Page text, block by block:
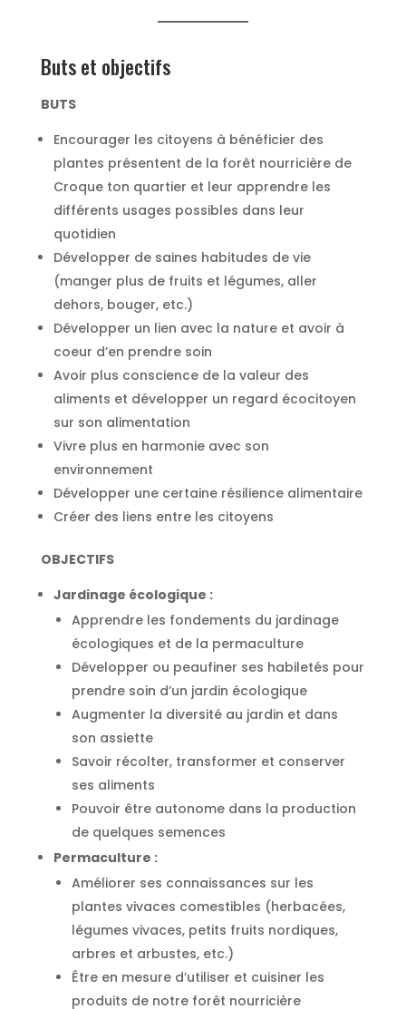
Buts et objectifs
BUTS
Encourager les citoyens à bénéficier des
plantes présentent de la forêt nourricière de
Croque ton quartier et leur apprendre les
différents usages possibles dans leur
quotidien
Développer de saines habitudes de vie
(manger plus de fruits et légumes, aller
dehors, bouger, etc.)
Développer un lien avec la nature et avoir à
coeur d’en prendre soin
Avoir plus conscience de la valeur des
aliments et développer un regard écocitoyen
sur son alimentation
Vivre plus en harmonie avec son
environnement
Développer une certaine résilience alimentaire
Créer des liens entre les citoyens
OBJECTIFS
Jardinage écologique :
Apprendre les fondements du jardinage
écologiques et de la permaculture
Développer ou peaufiner ses habiletés pour
prendre soin d’un jardin écologique
Augmenter la diversité au jardin et dans
son assiette
Savoir récolter, transformer et conserver
ses aliments
Pouvoir être autonome dans la production
de quelques semences
Permaculture :
Améliorer ses connaissances sur les
plantes vivaces comestibles (herbacées,
légumes vivaces, petits fruits nordiques,
arbres et arbustes, etc.)
Être en mesure d’utiliser et cuisiner les
produits de notre forêt nourricière